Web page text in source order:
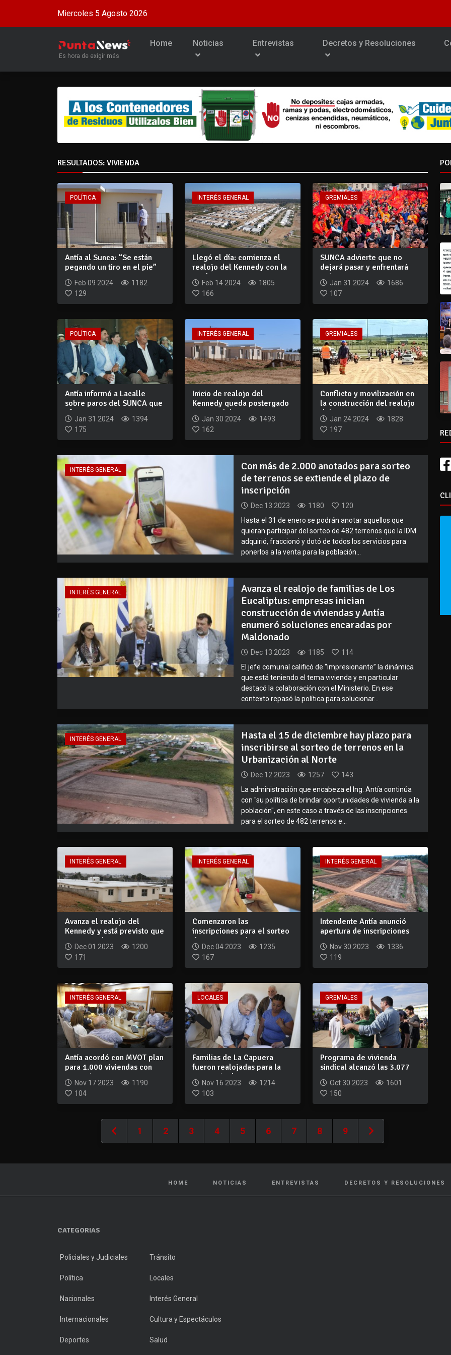
Miercoles 5 Agosto 2026
Es hora de exigir más
Home Noticias Entrevistas Decretos y Resoluciones
RESULTADOS: VIVIENDA
POLÍTICA
Antía al Sunca: “Se están
pegando un tiro en el pie”
Feb 09 2024
1182
129
INTERÉS GENERAL
Llegó el día: comienza el
realojo del Kennedy con la
mudanza...
Feb 14 2024
1805
166
GREMIALES
SUNCA advierte que no
dejará pasar y enfrentará
prácticas em...
Jan 31 2024
1686
107
POLÍTICA
Antía informó a Lacalle
sobre paros del SUNCA que
afectan re...
Jan 31 2024
1394
175
INTERÉS GENERAL
Inicio de realojo del
Kennedy queda postergado
ante medidas...
Jan 30 2024
1493
162
GREMIALES
Conflicto y movilización en
la construcción del realojo
del...
Jan 24 2024
1828
197
INTERÉS GENERAL
Con más de 2.000 anotados para sorteo
de terrenos se extiende el plazo de
inscripción
Dec 13 2023 1180
120
Hasta el 31 de enero se podrán anotar aquellos que
quieran participar del sorteo de 482 terrenos que la IDM
adquirió, fraccionó y dotó de todos los servicios para
ponerlos a la venta para la población...
INTERÉS GENERAL
Avanza el realojo de familias de Los
Eucaliptus: empresas inician
construcción de viviendas y Antía
enumeró soluciones encaradas por
Maldonado
Dec 13 2023 1185
114
El jefe comunal calificó de “impresionante” la dinámica
que está teniendo el tema vivienda y en particular
destacó la colaboración con el Ministerio. En ese
contexto repasó la política para solucionar...
INTERÉS GENERAL
Hasta el 15 de diciembre hay plazo para
inscribirse al sorteo de terrenos en la
Urbanización al Norte
Dec 12 2023 1257
143
La administración que encabeza el Ing. Antía continúa
con "su política de brindar oportunidades de vivienda a la
población", en este caso a través de las inscripciones
para el sorteo de 482 terrenos e...
INTERÉS GENERAL
Avanza el realojo del
Kennedy y está previsto que
en marzo d...
Dec 01 2023
1200
171
INTERÉS GENERAL
Comenzaron las
inscripciones para el sorteo
de terrenos en l...
Dec 04 2023
1235
167
INTERÉS GENERAL
Intendente Antía anunció
apertura de inscripciones
Nov 30 2023
1336
119
INTERÉS GENERAL
Antía acordó con MVOT plan
para 1.000 viviendas con
inversió...
Nov 17 2023
1190
104
LOCALES
Familias de La Capuera
fueron realojadas para la
ejecución d...
Nov 16 2023
1214
103
GREMIALES
Programa de vivienda
sindical alcanzó las 3.077
Oct 30 2023
1601
150
1 2 3 4 5 6 7 8 9
HOME NOTICIAS ENTREVISTAS DECRETOS Y RESOLUCIONES
CATEGORIAS
Policiales y Judiciales Tránsito
Política Locales
Nacionales Interés General
Internacionales Cultura y Espectáculos
Deportes Salud